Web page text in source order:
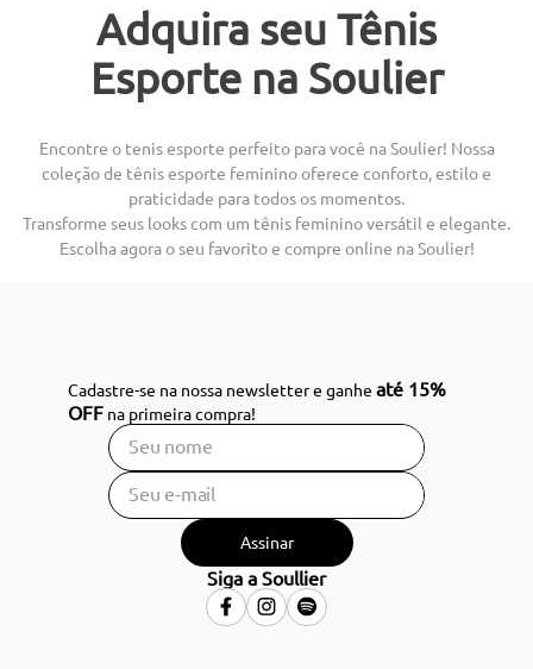
Adquira seu Tênis
Esporte na Soulier
Encontre o tenis esporte perfeito para você na Soulier! Nossa
coleção de tênis esporte feminino oferece conforto, estilo e
praticidade para todos os momentos.
Transforme seus looks com um tênis feminino versátil e elegante.
Escolha agora o seu favorito e compre online na Soulier!
Cadastre-se na nossa newsletter e ganheaté 15%
OFF na primeira compra!
Assinar
Siga a Soullier